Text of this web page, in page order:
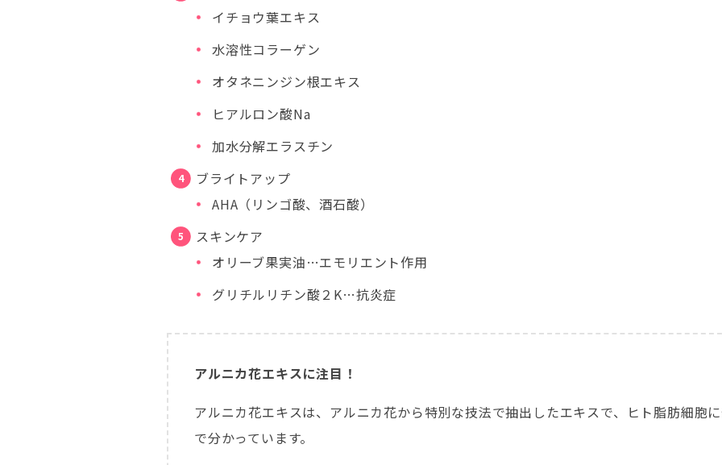
イチョウ葉エキス
水溶性コラーゲン
オタネニンジン根エキス
ヒアルロン酸Na
加水分解エラスチン
ブライトアップ
AHA（リンゴ酸、酒石酸）
スキンケア
オリーブ果実油…エモリエント作用
グリチルリチン酸２K…抗炎症
アルニカ花エキスに注目！
アルニカ花エキスは、アルニカ花から特別な技法で抽出したエキスで、ヒト脂肪細胞
で分かっています。